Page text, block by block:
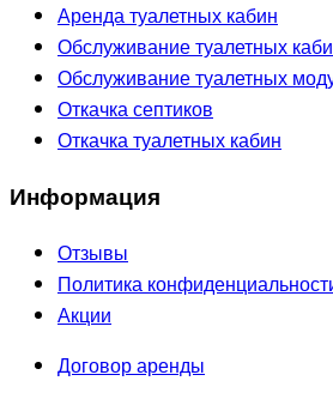
Аренда туалетных кабин
Обслуживание туалетных
Обслуживание туалетных
Откачка септиков
Откачка туалетных кабин
Информация
Отзывы
Политика
Акции
Договор аренды